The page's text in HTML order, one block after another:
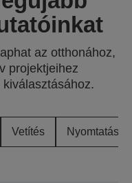
az otthonához,
projektjeihez
kiválasztásához.
Vetítés Nyomtatás